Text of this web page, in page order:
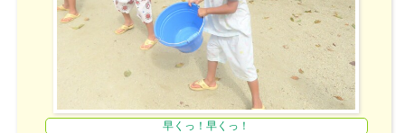
早くっ！早くっ！